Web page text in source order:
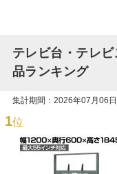
テレビ台・テレ
品ランキング
集計期間：2026年07月06
1位